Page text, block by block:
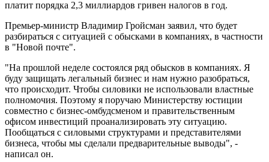
платит порядка 2,3 миллиардов гривен налогов в год.
Премьер-министр Владимир Гройсман заявил, что будет
разбираться с ситуацией с обысками в компаниях, в частности
в "Новой почте".
"На прошлой неделе состоялся ряд обысков в компаниях. Я
буду защищать легальный бизнес и нам нужно разобраться,
что происходит. Чтобы силовики не использовали властные
полномочия. Поэтому я поручаю Министерству юстиции
совместно с бизнес-омбудсменом и правительственным
офисом инвестиций проанализировать эту ситуацию.
Пообщаться с силовыми структурами и представителями
бизнеса, чтобы мы сделали предварительные выводы", -
написал он.